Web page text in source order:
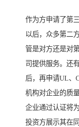
作为方申请了第
以后，众多第二
管是对方还是对
司提供服务。还
后，再申请UL、
机构对企业的质
企业通过认证将
投资方展示其在